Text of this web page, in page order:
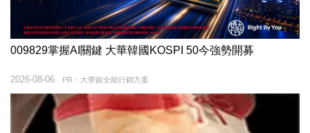
009829掌握AI關鍵 大華韓國KOSPI 50今強勢開募
PR・大華銀全能行銷方案
2026-08-06